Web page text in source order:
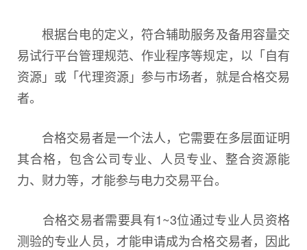
根据台电的定义，符合辅助服务及备用容量交
易试行平台管理规范、作业程序等规定，以「自有
资源」或「代理资源」参与市场者，就是合格交易
者。
合格交易者是一个法人，它需要在多层面证明
其合格，包含公司专业、人员专业、整合资源能
力、财力等，才能参与电力交易平台。
合格交易者需要具有1~3位通过专业人员资格
测验的专业人员，才能申请成为合格交易者，因此